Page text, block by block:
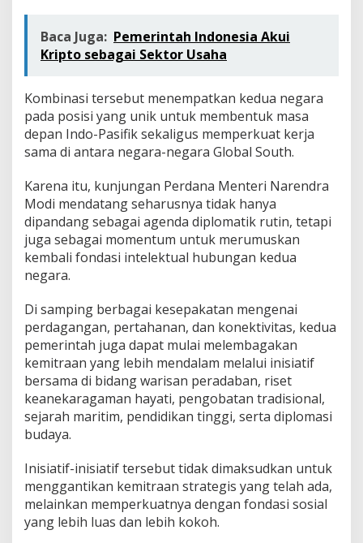
Baca Juga: Pemerintah Indonesia Akui
Kripto sebagai Sektor Usaha
Kombinasi tersebut menempatkan kedua negara
pada posisi yang unik untuk membentuk masa
depan Indo-Pasifik sekaligus memperkuat kerja
sama di antara negara-negara Global South.
Karena itu, kunjungan Perdana Menteri Narendra
Modi mendatang seharusnya tidak hanya
dipandang sebagai agenda diplomatik rutin, tetapi
juga sebagai momentum untuk merumuskan
kembali fondasi intelektual hubungan kedua
negara.
Di samping berbagai kesepakatan mengenai
perdagangan, pertahanan, dan konektivitas, kedua
pemerintah juga dapat mulai melembagakan
kemitraan yang lebih mendalam melalui inisiatif
bersama di bidang warisan peradaban, riset
keanekaragaman hayati, pengobatan tradisional,
sejarah maritim, pendidikan tinggi, serta diplomasi
budaya.
Inisiatif-inisiatif tersebut tidak dimaksudkan untuk
menggantikan kemitraan strategis yang telah ada,
melainkan memperkuatnya dengan fondasi sosial
yang lebih luas dan lebih kokoh.